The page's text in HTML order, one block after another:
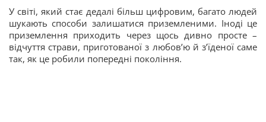
У світі, який стає дедалі більш цифровим, багато людей
шукають способи залишатися приземленими. Іноді це
приземлення приходить через щось дивно просте –
відчуття страви, приготованої з любов’ю й з’їденої саме
так, як це робили попередні покоління.